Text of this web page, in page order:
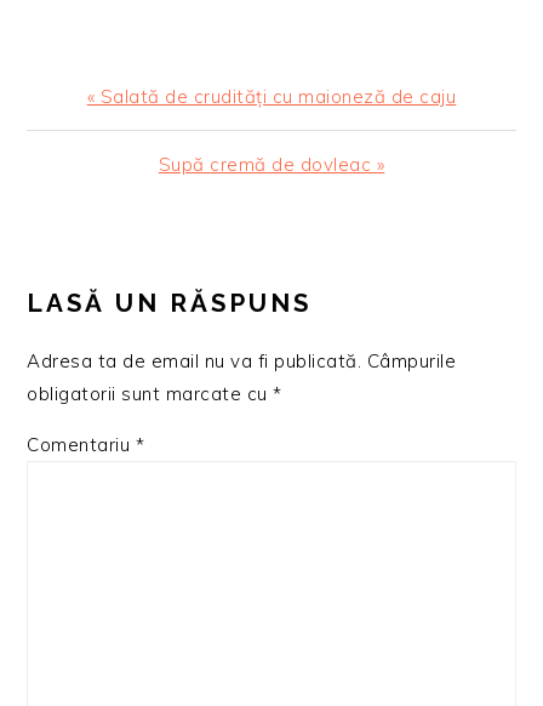
Articol
anterior:
« Salată de crudități cu maioneză de caju
Articolul
Supă cremă de dovleac »
INTERACTIONS
LASĂ UN RĂSPUNS
Adresa ta de email nu va fi publicată. Câmpurile
obligatorii sunt marcate cu*
Comentariu *